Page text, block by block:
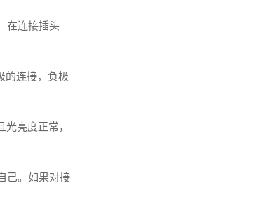
在连接插头
的连接，负极
亮度正常，
己。如果对接